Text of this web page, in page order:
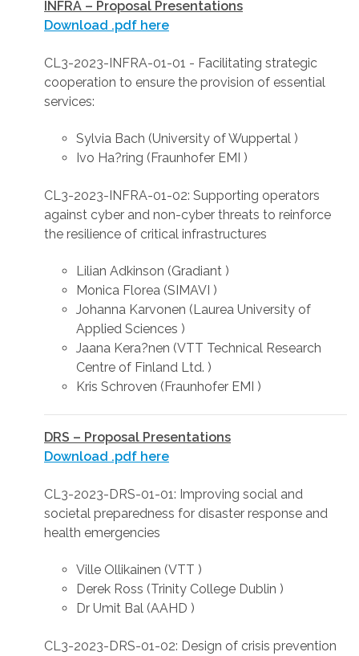
INFRA – Proposal Presentations
Download .pdf here
CL3-2023-INFRA-01-01 - Facilitating strategic
cooperation to ensure the provision of essential
services:
Sylvia Bach (University of Wuppertal )
Ivo Ha?ring (Fraunhofer EMI )
CL3-2023-INFRA-01-02: Supporting operators
against cyber and non-cyber threats to reinforce
the resilience of critical infrastructures
Lilian Adkinson (Gradiant )
Monica Florea (SIMAVI )
Johanna Karvonen (Laurea University of
Applied Sciences )
Jaana Kera?nen (VTT Technical Research
Centre of Finland Ltd. )
Kris Schroven (Fraunhofer EMI )
DRS – Proposal Presentations
Download .pdf here
CL3-2023-DRS-01-01: Improving social and
societal preparedness for disaster response and
health emergencies
Ville Ollikainen (VTT )
Derek Ross (Trinity College Dublin )
Dr Umit Bal (AAHD )
CL3-2023-DRS-01-02: Design of crisis prevention